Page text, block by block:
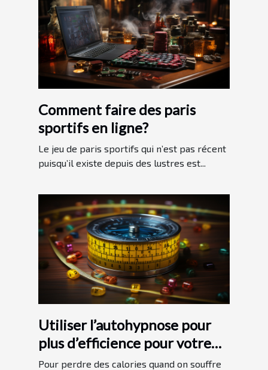
Comment faire des paris
sportifs en ligne?
Le jeu de paris sportifs qui n’est pas récent
puisqu’il existe depuis des lustres est...
Utiliser l’autohypnose pour
plus d’efficience pour votre
programme minceur
Pour perdre des calories quand on souffre